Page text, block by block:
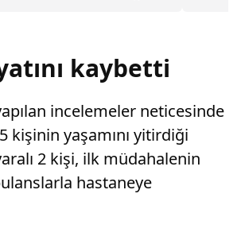
kaybetti
incelemeler neticesinde
kişinin yaşamını yitirdiği
2 kişi, ilk müdahalenin
hastaneye